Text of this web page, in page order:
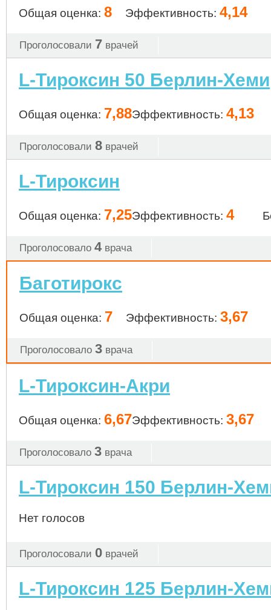
Общая оценка: 8 Эффективность: 4,14
Проголосовали 7 врачей
L-Тироксин 50 Берлин-Хеми
Общая оценка: 7,88Эффективность: 4,13
Проголосовали 8 врачей
L-Тироксин
Общая оценка: 7,25Эффективность: 4
Проголосовало 4 врача
Баготирокс
Общая оценка: 7 Эффективность: 3,67
Проголосовало 3 врача
L-Тироксин-Акри
Общая оценка: 6,67Эффективность: 3,67
Проголосовало 3 врача
L-Тироксин 150 Берлин-
Нет голосов
Проголосовали 0 врачей
L-Тироксин 125 Берлин-